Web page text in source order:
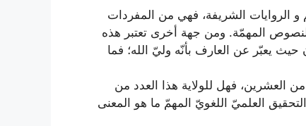
و الروايات الشريفة، فهي من المفردات
المهمّة. ومن جهة أخرى تعتبر هذه
يعبّر عن العارف بأنّه وليّ الله؛ فما
العشرين، فهل للولاية هذا العدد من
العلميّ اللغويّ المهمّ ما هو المعنى